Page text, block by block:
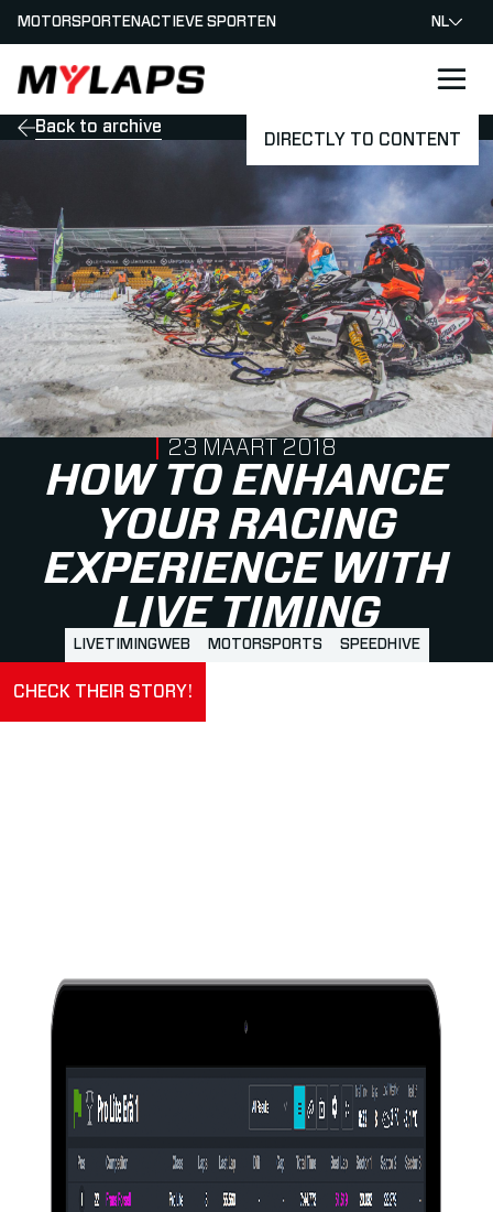
DIRECTLY TO CONTENT
LOGO MYLAPS - NEDERLAND
MOTORSPORTENACTIEVE SPORTEN NL
Back to archive
HOW TO ENHANCE
YOUR RACING
EXPERIENCE WITH
LIVE TIMING
PUBLISHED ON
23 MAART 2018
LIVETIMINGWEB MOTORSPORTS SPEEDHIVE
CHECK THEIR STORY!